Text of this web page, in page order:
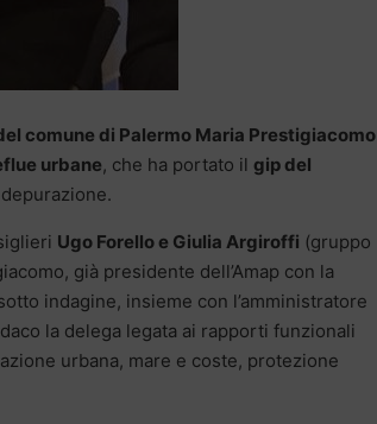
comune di Palermo Maria Prestigiacomo
urbane, che ha portato il gip del
Ugo Forello e Giulia Argiroffi (gruppo
già presidente dell’Amap con la
indagine, insieme con l’amministratore
la delega legata ai rapporti funzionali
urbana, mare e coste, protezione